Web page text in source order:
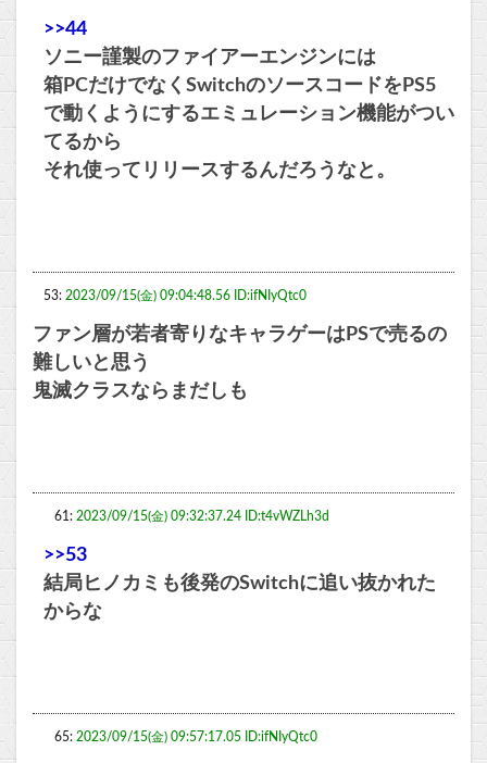
>>44
ソニー謹製のファイアーエンジンには
箱PCだけでなくSwitchのソースコードをPS5
で動くようにするエミュレーション機能がつい
てるから
それ使ってリリースするんだろうなと。
53: 2023/09/15(金) 09:04:48.56 ID:ifNIyQtc0
ファン層が若者寄りなキャラゲーはPSで売るの
難しいと思う
鬼滅クラスならまだしも
61: 2023/09/15(金) 09:32:37.24 ID:t4vWZLh3d
>>53
結局ヒノカミも後発のSwitchに追い抜かれた
からな
65: 2023/09/15(金) 09:57:17.05 ID:ifNIyQtc0